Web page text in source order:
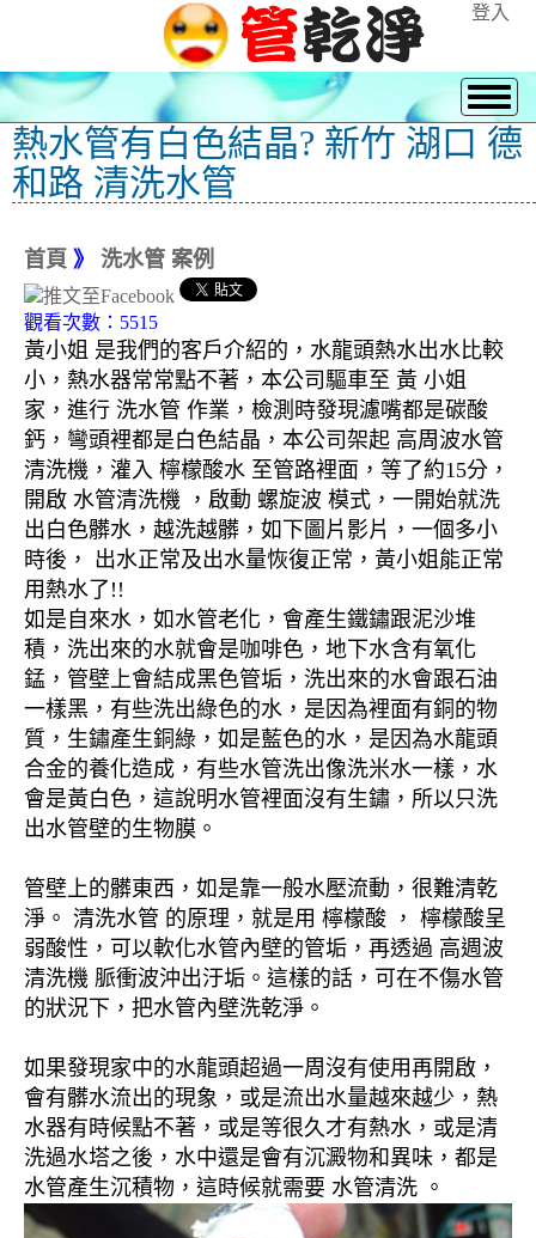
登入
熱水管有白色結晶? 新竹 湖口 德
和路 清洗水管
首頁 》 洗水管 案例
觀看次數：5515
黃小姐 是我們的客戶介紹的，水龍頭熱水出水比較
小，熱水器常常點不著，本公司驅車至 黃 小姐
家，進行 洗水管 作業，檢測時發現濾嘴都是碳酸
鈣，彎頭裡都是白色結晶，本公司架起 高周波水管
清洗機，灌入 檸檬酸水 至管路裡面，等了約15分，
開啟 水管清洗機 ，啟動 螺旋波 模式，一開始就洗
出白色髒水，越洗越髒，如下圖片影片，一個多小
時後， 出水正常及出水量恢復正常，黃小姐能正常
用熱水了!!
如是自來水，如水管老化，會產生鐵鏽跟泥沙堆
積，洗出來的水就會是咖啡色，地下水含有氧化
錳，管壁上會結成黑色管垢，洗出來的水會跟石油
一樣黑，有些洗出綠色的水，是因為裡面有銅的物
質，生鏽產生銅綠，如是藍色的水，是因為水龍頭
合金的養化造成，有些水管洗出像洗米水一樣，水
會是黃白色，這說明水管裡面沒有生鏽，所以只洗
出水管壁的生物膜。
管壁上的髒東西，如是靠一般水壓流動，很難清乾
淨。 清洗水管 的原理，就是用 檸檬酸 ， 檸檬酸呈
弱酸性，可以軟化水管內壁的管垢，再透過 高週波
清洗機 脈衝波沖出汙垢。這樣的話，可在不傷水管
的狀況下，把水管內壁洗乾淨。
如果發現家中的水龍頭超過一周沒有使用再開啟，
會有髒水流出的現象，或是流出水量越來越少，熱
水器有時候點不著，或是等很久才有熱水，或是清
洗過水塔之後，水中還是會有沉澱物和異味，都是
水管產生沉積物，這時候就需要 水管清洗 。